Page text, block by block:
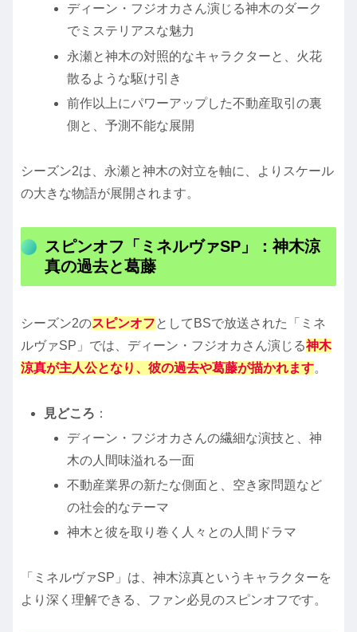
ディーン・フジオカさん演じる神木のダーク
でミステリアスな魅力
永瀬と神木の対照的なキャラクターと、火花
散るような駆け引き
前作以上にパワーアップした不動産取引の裏
側と、予測不能な展開
シーズン2は、永瀬と神木の対立を軸に、よりスケール
の大きな物語が展開されます。
スピンオフ「ミネルヴァSP」：神木涼
真の過去と葛藤
シーズン2のスピンオフとしてBSで放送された「ミネ
ルヴァSP」では、ディーン・フジオカさん演じる神木
涼真が主人公となり、彼の過去や葛藤が描かれます。
見どころ ：
ディーン・フジオカさんの繊細な演技と、神
木の人間味溢れる一面
不動産業界の新たな側面と、空き家問題など
の社会的なテーマ
神木と彼を取り巻く人々との人間ドラマ
「ミネルヴァSP」は、神木涼真というキャラクターを
より深く理解できる、ファン必見のスピンオフです。